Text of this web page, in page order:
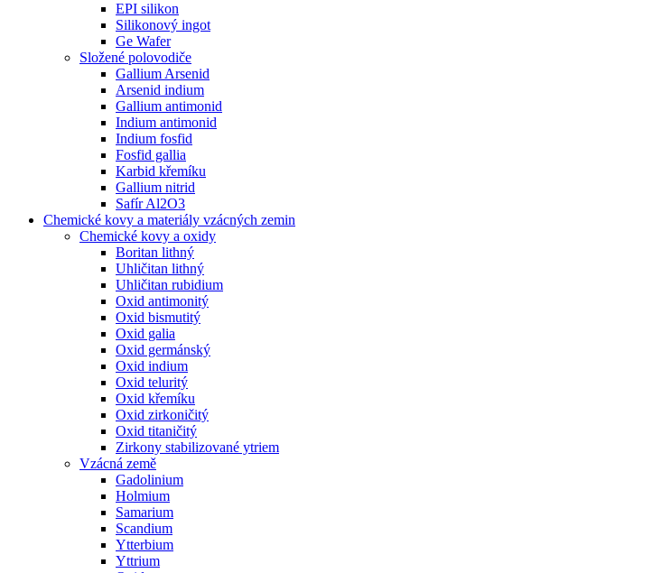
EPI silikon
Silikonový ingot
Ge Wafer
Složené polovodiče
Gallium Arsenid
Arsenid indium
Gallium antimonid
Indium antimonid
Indium fosfid
Fosfid gallia
Karbid křemíku
Gallium nitrid
Safír Al2O3
Chemické kovy a materiály vzácných zemin
Chemické kovy a oxidy
Boritan lithný
Uhličitan lithný
Uhličitan rubidium
Oxid antimonitý
Oxid bismutitý
Oxid galia
Oxid germánský
Oxid indium
Oxid teluritý
Oxid křemíku
Oxid zirkoničitý
Oxid titaničitý
Zirkony stabilizované ytriem
Vzácná země
Gadolinium
Holmium
Samarium
Scandium
Ytterbium
Yttrium